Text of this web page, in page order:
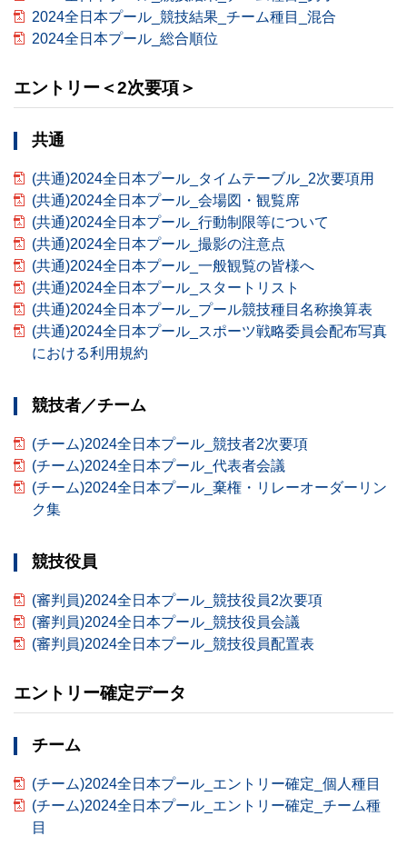
2024全日本プール_競技結果_チーム種目_混合
2024全日本プール_総合順位
エントリー＜2次要項＞
共通
(共通)2024全日本プール_タイムテーブル_2次要項用
(共通)2024全日本プール_会場図・観覧席
(共通)2024全日本プール_行動制限等について
(共通)2024全日本プール_撮影の注意点
(共通)2024全日本プール_一般観覧の皆様へ
(共通)2024全日本プール_スタートリスト
(共通)2024全日本プール_プール競技種目名称換算表
(共通)2024全日本プール_スポーツ戦略委員会配布写真
における利用規約
競技者／チーム
(チーム)2024全日本プール_競技者2次要項
(チーム)2024全日本プール_代表者会議
(チーム)2024全日本プール_棄権・リレーオーダーリン
ク集
競技役員
(審判員)2024全日本プール_競技役員2次要項
(審判員)2024全日本プール_競技役員会議
(審判員)2024全日本プール_競技役員配置表
エントリー確定データ
チーム
(チーム)2024全日本プール_エントリー確定_個人種目
(チーム)2024全日本プール_エントリー確定_チーム種
目